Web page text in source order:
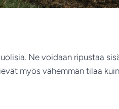
Ne voidaan ripustaa
myös vähemmän tilaa